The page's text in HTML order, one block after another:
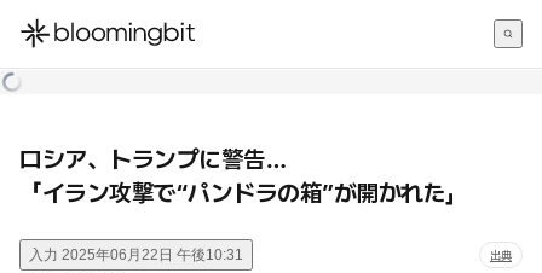
한국어
ロシア、トランプに警告…
「イラン攻撃で“パンドラの箱”が開かれた」
入力 2025年06月22日 午後10:31 出典